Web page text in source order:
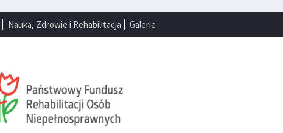
Nauka, Zdrowie i Rehabilitacja Galerie